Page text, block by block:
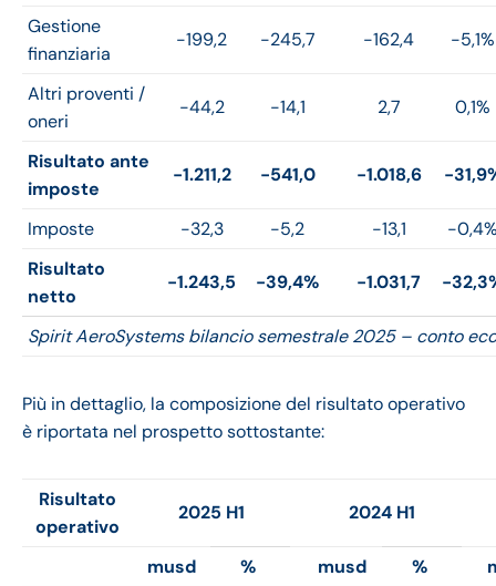
Gestione
finanziaria
-199,2 -245,7 -162,4 -5,1%
Altri proventi /
oneri
-44,2 -14,1 2,7 0,1%
Risultato ante
imposte
-1.211,2 -541,0 -1.018,6 -
Imposte -32,3 -5,2 -13,1
-
Risultato
netto
-1.243,5 -39,4% -1.031,7 -
Spirit AeroSystems bilancio semestrale 2025 – conto
Più in dettaglio, la composizione del risultato operativo
è riportata nel prospetto sottostante:
Risultato
operativo
2025 H1 2024 H1
musd % musd %